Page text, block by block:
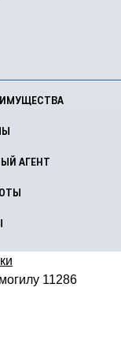
АГЕНТ
11286